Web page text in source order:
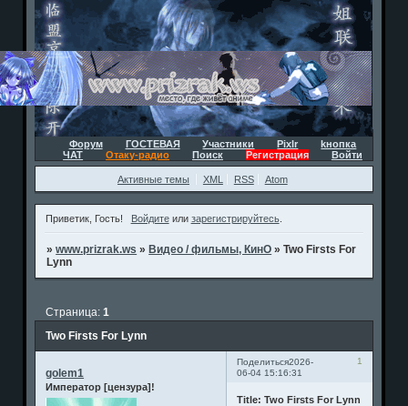
Форум ГОСТЕВАЯ Участники Pixlr
kнопка
ЧАТ
Отаку-радио Поиск Регистрация Войти
Активные темы XML RSS Atom
Приветик, Гость! Войдитеили зарегистрируйтесь.
»www.prizrak.ws » Видео / фильмы, КинО »Two Firsts For
Lynn
Two Firsts For Lynn
Страница:1
Поделиться 1
2026-
06-04 15:16:31
golem1
Император [цензура]!
Title: Two Firsts For Lynn